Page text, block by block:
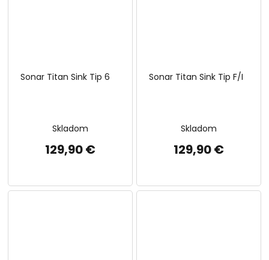
Sonar Titan Sink Tip 6
Skladom
129,90 €
Sonar Titan Sink Tip F/I
Skladom
129,90 €